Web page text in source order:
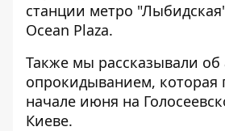
станции метро
Ocean Plaza.
Также мы рассказывали об
опрокидыванием,
начале июня на
Киеве.